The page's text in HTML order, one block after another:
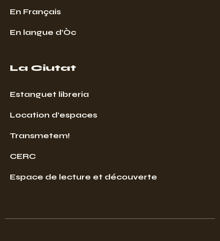
En Français
En langue d’Òc
La Ciutat
Estanguet libreria
Location d’espaces
Transmetem!
CERC
Espace de lecture et découverte